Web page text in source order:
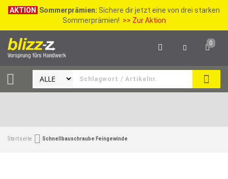
AKTION Sommerprämien: Sichere dir jetzt eine von drei starken
Sommerprämien! >> Zur Aktion
0
Startseite Schnellbauschraube Feingewinde